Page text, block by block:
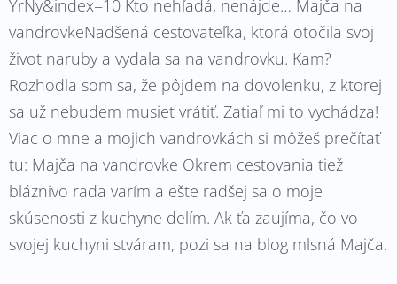
YrNy&index=10 Kto nehľadá, nenájde… Majča na
vandrovkeNadšená cestovateľka, ktorá otočila svoj
život naruby a vydala sa na vandrovku. Kam?
Rozhodla som sa, že pôjdem na dovolenku, z ktorej
sa už nebudem musieť vrátiť. Zatiaľ mi to vychádza!
Viac o mne a mojich vandrovkách si môžeš prečítať
tu: Majča na vandrovke Okrem cestovania tiež
bláznivo rada varím a ešte radšej sa o moje
skúsenosti z kuchyne delím. Ak ťa zaujíma, čo vo
svojej kuchyni stváram, pozi sa na blog mlsná Majča.